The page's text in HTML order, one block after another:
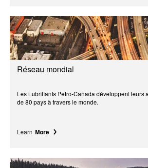
Réseau mondial
Les Lubrifiants Petro-Canada développent leurs
de 80 pays à travers le monde.
Learn More